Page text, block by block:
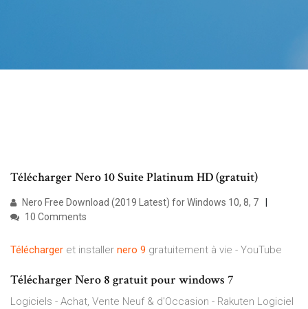
Télécharger Nero 10 Suite Platinum HD (gratuit)
Nero Free Download (2019 Latest) for Windows 10, 8, 7
10 Comments
Télécharger et installer nero 9 gratuitement à vie - YouTube
Télécharger Nero 8 gratuit pour windows 7
Logiciels - Achat, Vente Neuf & d'Occasion - Rakuten Logiciel